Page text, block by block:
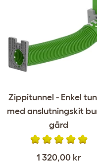
Zippitunnel - Enkel
med anslutningskit
gård
1 320,00 kr